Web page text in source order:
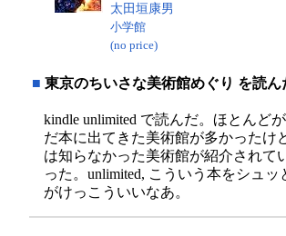
太田垣康男
小学館
(no price)
■ 東京のちいさな美術館めぐり を読ん
kindle unlimited で読んだ。ほとんど
だ本に出てきた美術館が多かったけ
は知らなかった美術館が紹介されて
った。unlimited, こういう本をシュッ
がけっこういいなあ。